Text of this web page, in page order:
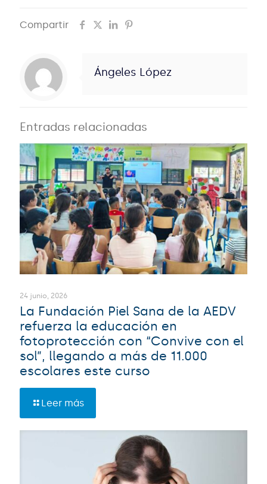
Compartir
Ángeles López
Entradas relacionadas
24 junio, 2026
La Fundación Piel Sana de la AEDV
refuerza la educación en
fotoprotección con “Convive con el
sol”, llegando a más de 11.000
escolares este curso
Leer más